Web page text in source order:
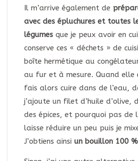
Il m’arrive également de
avec des épluchures et toutes
légumesque je peux avoir en
conserve ces « déchets » de
boîte hermétique au
au fur et à mesure. Quand elle
fais alors cuire dans de l’eau,
j’ajoute un filet d’huile d’olive,
des épices, et pourquoi pas de
laisse réduire un peu puis je
J’obtiens ainsi un bouillon 100